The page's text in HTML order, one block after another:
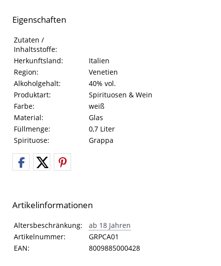
Eigenschaften
Eigenschaften des Produkts
Eigenschaft
Zutaten /
Inhaltsstoffe:
Herkunftsland:
Italien
Region:
Venetien
Alkoholgehalt:
40% vol.
Produktart:
Spirituosen & Wein
Farbe:
weiß
Material:
Glas
Füllmenge:
0,7 Liter
Spirituose:
Grappa
Artikelinformationen
Artikelinformationen
Eigenschaft Wert
Altersbeschränkung:
ab 18 Jahren
Artikelnummer:
GRPCA01
EAN:
8009885000428